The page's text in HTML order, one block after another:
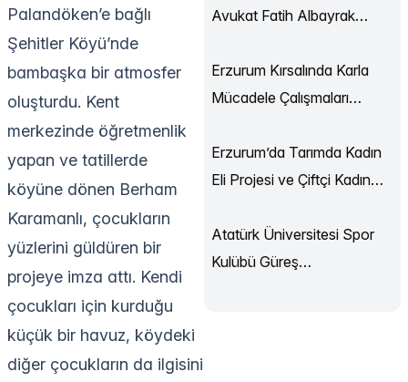
Palandöken’e bağlı
Şehitler Köyü’nde
bambaşka bir atmosfer
oluşturdu. Kent
merkezinde öğretmenlik
yapan ve tatillerde
köyüne dönen Berham
Karamanlı, çocukların
yüzlerini güldüren bir
projeye imza attı. Kendi
çocukları için kurduğu
küçük bir havuz, köydeki
diğer çocukların da ilgisini
Avukat Fatih Albayrak
Erzurum Kırsalında Karla
Mücadele Çalışmaları
Erzurum’da Tarımda Kadın
Eli Projesi ve Çiftçi Kadın
Atatürk Üniversitesi Spor
Kulübü Güreş